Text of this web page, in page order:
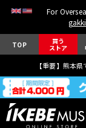
For
TOP 買う
ストア
【重要】熊本